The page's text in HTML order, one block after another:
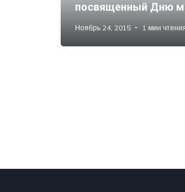
посвященный Дню
Ноябрь 24, 2015 1 мин